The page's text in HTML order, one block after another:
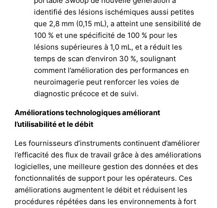
identifié des lésions ischémiques aussi petites
que 2,8 mm (0,15 mL), a atteint une sensibilité de
100 % et une spécificité de 100 % pour les
lésions supérieures à 1,0 mL, et a réduit les
temps de scan d’environ 30 %, soulignant
comment l’amélioration des performances en
neuroimagerie peut renforcer les voies de
diagnostic précoce et de suivi.
Améliorations technologiques améliorant
l’utilisabilité et le débit
Les fournisseurs d’instruments continuent d’améliorer
l’efficacité des flux de travail grâce à des améliorations
logicielles, une meilleure gestion des données et des
fonctionnalités de support pour les opérateurs. Ces
améliorations augmentent le débit et réduisent les
procédures répétées dans les environnements à fort